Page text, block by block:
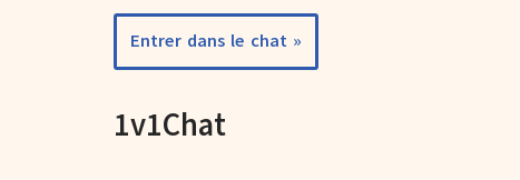
Entrer dans le chat »
1v1Chat